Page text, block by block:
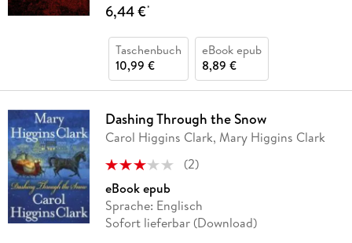
6,44 €*
Taschenbuch
10,99 €
eBook epub
8,89 €
Dashing Through the Snow
Carol Higgins Clark, Mary Higgins Clark
(2)
eBook epub
Sprache: Englisch
Sofort lieferbar (Download)